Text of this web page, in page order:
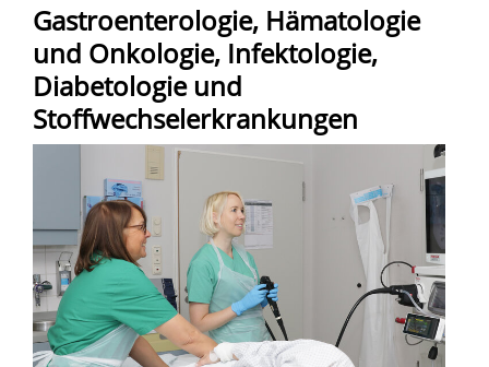
Gastroenterologie, Hämatologie
und Onkologie, Infektologie,
Diabetologie und
Stoffwechselerkrankungen